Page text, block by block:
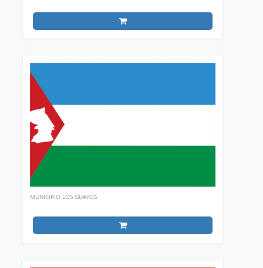
MUNICIPIO LOS GUAYOS